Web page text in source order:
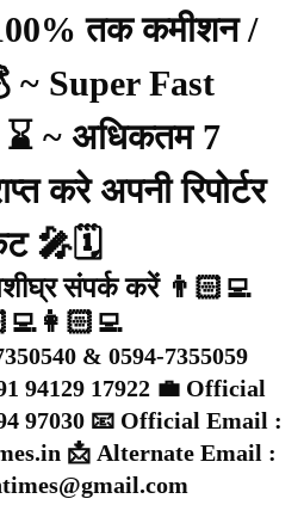
100% तक कमीशन /
~ Super Fast
~ अधिकतम 7
करे अपनी रिपोर्टर
🎤🗓️
संपर्क करें 👨🏻‍💻
& 0594-7355059
94129 17922 💼 Official
97030 📧 Official Email :
📩 Alternate Email :